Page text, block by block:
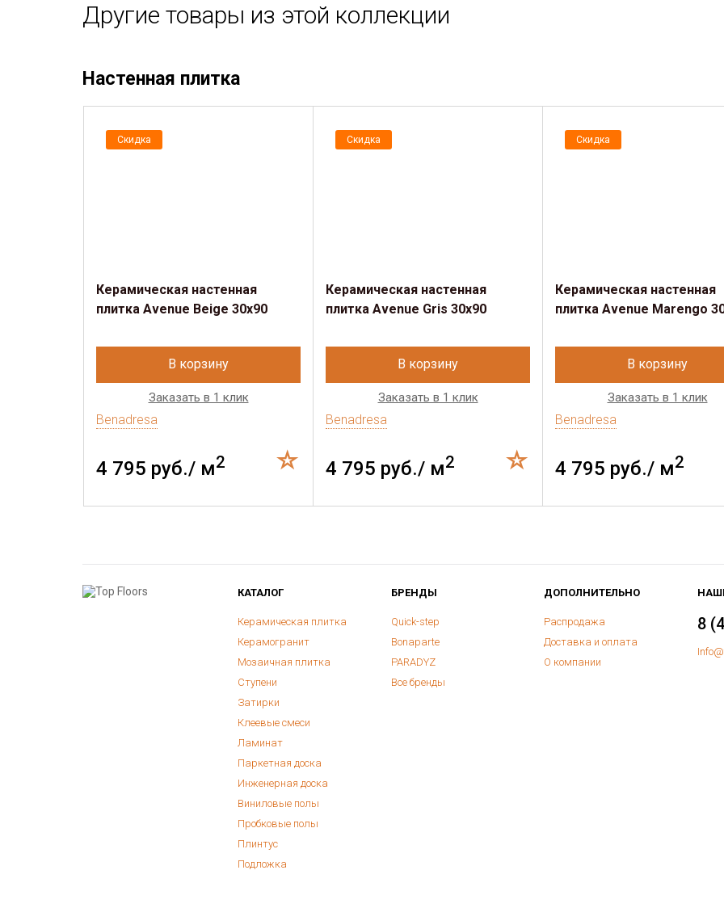
Другие товары из этой коллекции
Настенная плитка
Скидка
Керамическая настенная
плитка Avenue Beige 30x90
В корзину
Заказать в 1 клик
Benadresa
4 795 руб./ м2
Скидка
Керамическая настенная
плитка Avenue Gris 30x90
В корзину
Заказать в 1 клик
Benadresa
4 795 руб./ м2
Скидка
Керамическая настенная
плитка Avenue Marengo
В корзину
Заказать в 1 клик
Benadresa
4 795 руб./ м2
КАТАЛОГ
Керамическая плитка
Керамогранит
Мозаичная плитка
Ступени
Затирки
Клеевые смеси
Ламинат
Паркетная доска
Инженерная доска
Виниловые полы
Пробковые полы
Плинтус
Подложка
БРЕНДЫ
Quick-step
Bonaparte
PARADYZ
Все бренды
ДОПОЛНИТЕЛЬНО
Распродажа
Доставка и оплата
О компании
8